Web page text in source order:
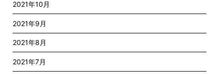
2021年10月
2021年9月
2021年8月
2021年7月